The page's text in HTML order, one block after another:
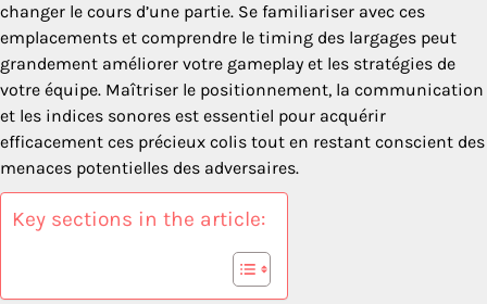
changer le cours d’une partie. Se familiariser avec ces
emplacements et comprendre le timing des largages peut
grandement améliorer votre gameplay et les stratégies de
votre équipe. Maîtriser le positionnement, la communication
et les indices sonores est essentiel pour acquérir
efficacement ces précieux colis tout en restant conscient des
menaces potentielles des adversaires.
Key sections in the article: